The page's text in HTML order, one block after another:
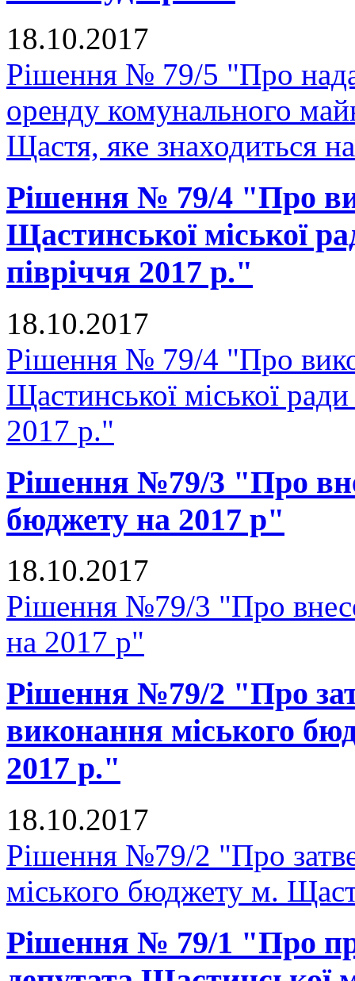
18.10.2017
Рішення № 79/5 "Про
оренду комунального
Щастя, яке знаходиться
Рішення № 79/4 "Про
Щастинської міської
півріччя 2017 р."
18.10.2017
Рішення № 79/4 "Про
Щастинської міської
2017 р."
Рішення №79/3 "Про
бюджету на 2017 р"
18.10.2017
Рішення №79/3 "Про
на 2017 р"
Рішення №79/2 "Про
виконання міського
2017 р."
18.10.2017
Рішення №79/2 "Про
міського бюджету м.
Рішення № 79/1 "Про